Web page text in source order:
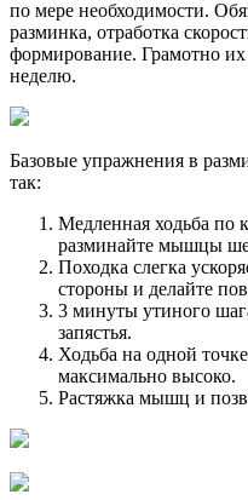
по мере необходимости.
разминка, отработка
формирование. Грамотно
неделю.
Базовые упражнения в
так:
Медленная ходьба по
разминайте мышцы
Походка слегка
стороны и делайте
3 минуты утиного
запястья.
Ходьба на одной
максимально высоко.
Растяжка мышц и